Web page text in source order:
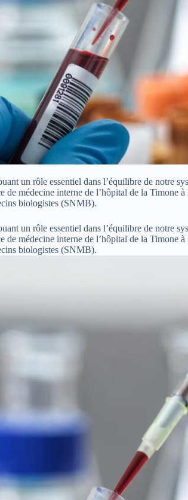
un rôle essentiel dans l’équilibre de notre
médecine interne de l’hôpital de la Timone
biologistes (SNMB).
un rôle essentiel dans l’équilibre de notre
médecine interne de l’hôpital de la Timone
biologistes (SNMB).